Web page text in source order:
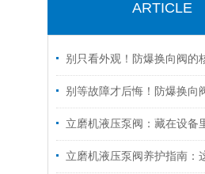
ARTICLE